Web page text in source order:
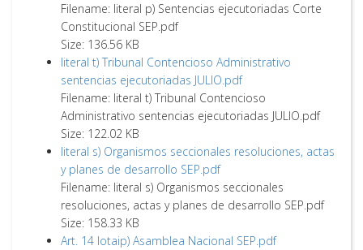
Filename: literal p) Sentencias ejecutoriadas Corte
Constitucional SEP.pdf
Size: 136.56 KB
literal t) Tribunal Contencioso Administrativo
sentencias ejecutoriadas JULIO.pdf
Filename: literal t) Tribunal Contencioso
Administrativo sentencias ejecutoriadas JULIO.pdf
Size: 122.02 KB
literal s) Organismos seccionales resoluciones, actas
y planes de desarrollo SEP.pdf
Filename: literal s) Organismos seccionales
resoluciones, actas y planes de desarrollo SEP.pdf
Size: 158.33 KB
Art. 14 lotaip) Asamblea Nacional SEP.pdf